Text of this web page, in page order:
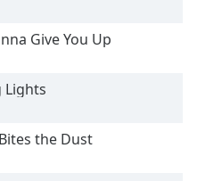
Give You Up
Lights
the Dust